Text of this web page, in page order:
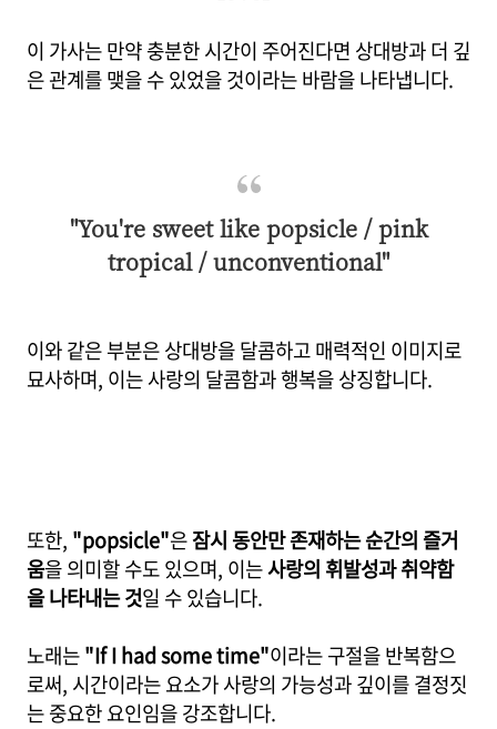
이 가사는 만약 충분한 시간이 주어진다면 상대방과 더 깊
은 관계를 맺을 수 있었을 것이라는 바람을 나타냅니다.
"You're sweet like popsicle / pink
tropical / unconventional"
이와 같은 부분은 상대방을 달콤하고 매력적인 이미지로
묘사하며, 이는 사랑의 달콤함과 행복을 상징합니다.
또한, "popsicle"은잠시 동안만 존재하는 순간의 즐거
움을 의미할 수도 있으며, 이는사랑의 휘발성과 취약함
을 나타내는 것일 수 있습니다.
노래는"If I had some time"이라는 구절을 반복함으
로써, 시간이라는 요소가 사랑의 가능성과 깊이를 결정짓
는 중요한 요인임을 강조합니다.